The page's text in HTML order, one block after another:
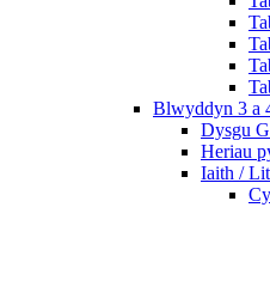
Blwyddyn 3 a
Dysgu
Heriau
Iaith /